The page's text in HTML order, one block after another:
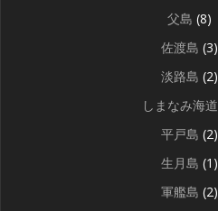
父島 (8)
佐渡島 (3)
淡路島 (2)
しまなみ海道
平戸島 (2)
生月島 (1)
軍艦島 (2)